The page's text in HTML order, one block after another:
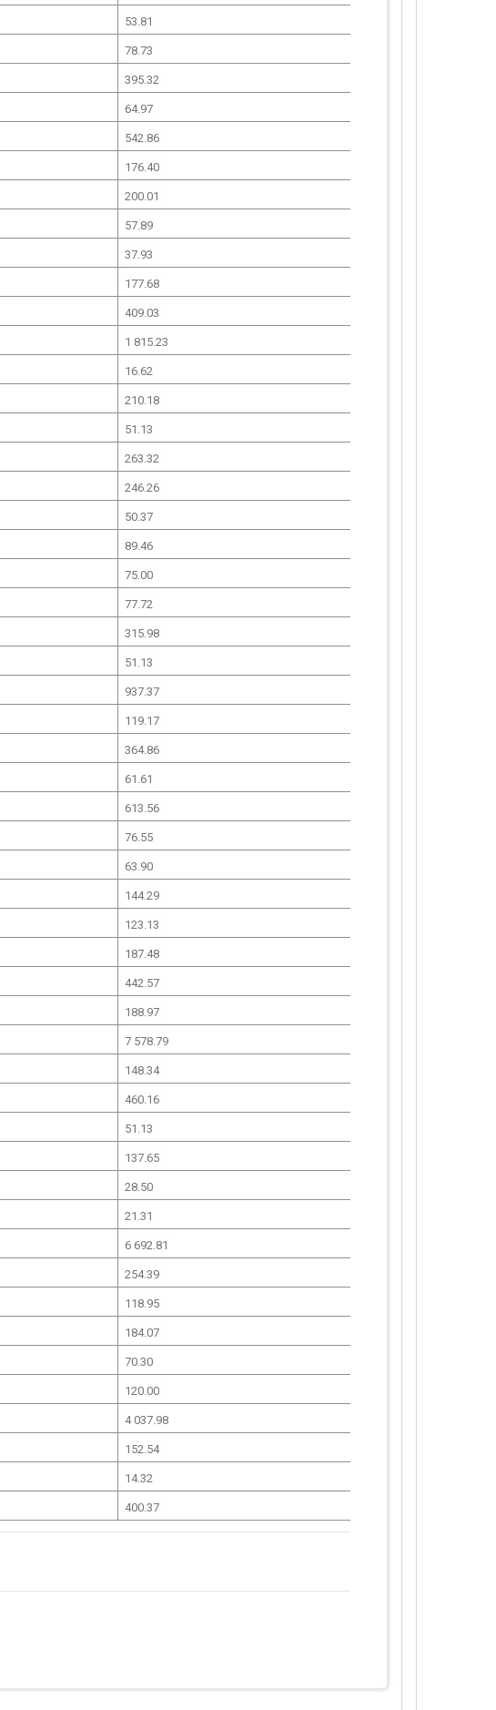
53.81
78.73
395.32
64.97
542.86
176.40
200.01
57.89
37.93
177.68
409.03
1 815.23
16.62
210.18
51.13
263.32
246.26
50.37
89.46
75.00
77.72
315.98
51.13
937.37
119.17
364.86
61.61
613.56
76.55
63.90
144.29
123.13
187.48
442.57
188.97
7 578.79
148.34
460.16
51.13
137.65
28.50
21.31
6 692.81
254.39
118.95
184.07
70.30
120.00
4 037.98
152.54
14.32
400.37